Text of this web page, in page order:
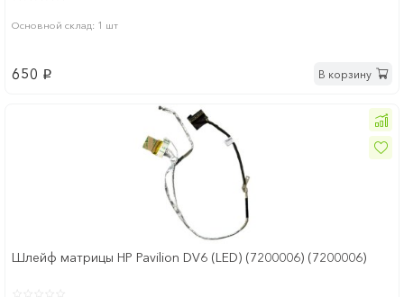
Основной склад: 1 шт
650 p В корзину
Шлейф матрицы HP Pavilion DV6 (LED) (7200006) (7200006)